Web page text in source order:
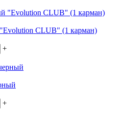
CLUB" (1 карман)
+
+